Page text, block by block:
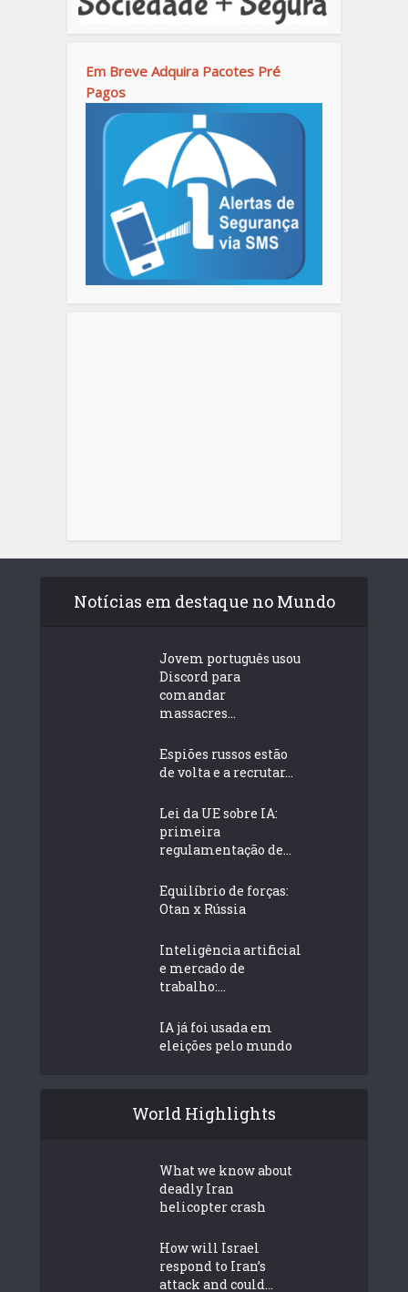
Em Breve Adquira Pacotes Pré
Pagos
Notícias em destaque no Mundo
Jovem português usou
Discord para
comandar
massacres...
Espiões russos estão
de volta e a recrutar...
Lei da UE sobre IA:
primeira
regulamentação de...
Equilíbrio de forças:
Otan x Rússia
Inteligência artificial
e mercado de
trabalho:...
IA já foi usada em
eleições pelo mundo
World Highlights
What we know about
deadly Iran
helicopter crash
How will Israel
respond to Iran’s
attack and could...